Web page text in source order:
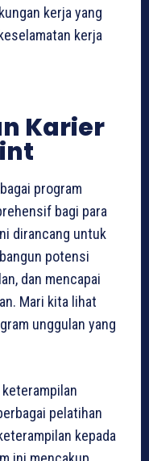
kerja yang
kerja
Karier
program
bagi para
dirancang untuk
potensi
dan mencapai
Mari kita lihat
unggulan yang
pelatihan
kepada